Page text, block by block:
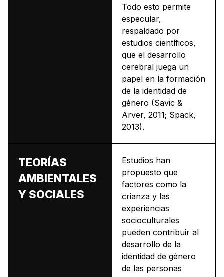
Todo esto permite
especular,
respaldado por
estudios científicos,
que el desarrollo
cerebral juega un
papel en la formación
de la identidad de
género (Savic &
Arver, 2011; Spack,
2013).
TEORÍAS
AMBIENTALES
Y SOCIALES
Estudios han
propuesto que
factores como la
crianza y las
experiencias
socioculturales
pueden contribuir al
desarrollo de la
identidad de género
de las personas